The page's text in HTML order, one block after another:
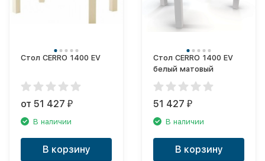
Стол CERRO 1400 EV
от 51 427 ₽
В наличии
В корзину
Стол CERRO 1400 EV
белый матовый
51 427 ₽
В наличии
В корзину